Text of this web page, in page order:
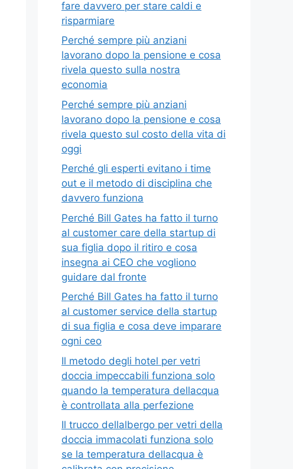
fare davvero per stare caldi e
risparmiare
Perché sempre più anziani
lavorano dopo la pensione e cosa
rivela questo sulla nostra
economia
Perché sempre più anziani
lavorano dopo la pensione e cosa
rivela questo sul costo della vita di
oggi
Perché gli esperti evitano i time
out e il metodo di disciplina che
davvero funziona
Perché Bill Gates ha fatto il turno
al customer care della startup di
sua figlia dopo il ritiro e cosa
insegna ai CEO che vogliono
guidare dal fronte
Perché Bill Gates ha fatto il turno
al customer service della startup
di sua figlia e cosa deve imparare
ogni ceo
Il metodo degli hotel per vetri
doccia impeccabili funziona solo
quando la temperatura dellacqua
è controllata alla perfezione
Il trucco dellalbergo per vetri della
doccia immacolati funziona solo
se la temperatura dellacqua è